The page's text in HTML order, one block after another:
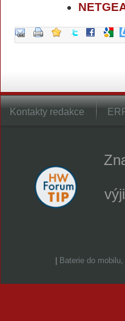
Kontakty redakce
Baterie do